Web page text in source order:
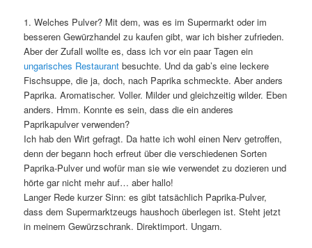
1. Welches Pulver? Mit dem, was es im Supermarkt oder im
besseren Gewürzhandel zu kaufen gibt, war ich bisher zufrieden.
Aber der Zufall wollte es, dass ich vor ein paar Tagen ein
ungarisches Restaurant besuchte. Und da gab’s eine leckere
Fischsuppe, die ja, doch, nach Paprika schmeckte. Aber anders
Paprika. Aromatischer. Voller. Milder und gleichzeitig wilder. Eben
anders. Hmm. Konnte es sein, dass die ein anderes
Paprikapulver verwenden?
Ich hab den Wirt gefragt. Da hatte ich wohl einen Nerv getroffen,
denn der begann hoch erfreut über die verschiedenen Sorten
Paprika-Pulver und wofür man sie wie verwendet zu dozieren und
hörte gar nicht mehr auf… aber hallo!
Langer Rede kurzer Sinn: es gibt tatsächlich Paprika-Pulver,
dass dem Supermarktzeugs haushoch überlegen ist. Steht jetzt
in meinem Gewürzschrank. Direktimport. Ungarn.